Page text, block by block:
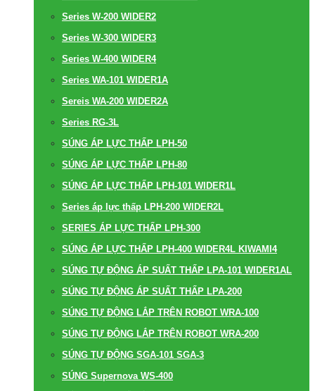
Series W-200 WIDER2
Series W-300 WIDER3
Series W-400 WIDER4
Series WA-101 WIDER1A
Sereis WA-200 WIDER2A
Series RG-3L
SÚNG ÁP LỰC THẤP LPH-50
SÚNG ÁP LỰC THẤP LPH-80
SÚNG ÁP LỰC THẤP LPH-101 WIDER1L
Series áp lực thấp LPH-200 WIDER2L
SERIES ÁP LỰC THẤP LPH-300
SÚNG ÁP LỰC THẤP LPH-400 WIDER4L KIWAMI4
SÚNG TỰ ĐỘNG ÁP SUẤT THẤP LPA-101 WIDER1AL
SÚNG TỰ ĐỘNG ÁP SUẤT THẤP LPA-200
SÚNG TỰ ĐỘNG LẮP TRÊN ROBOT WRA-100
SÚNG TỰ ĐỘNG LẮP TRÊN ROBOT WRA-200
SÚNG TỰ ĐỘNG SGA-101 SGA-3
SÚNG Supernova WS-400